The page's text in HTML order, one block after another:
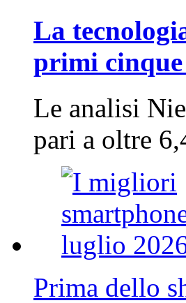
La
primi
Le analisi
pari a oltre
Prima dello